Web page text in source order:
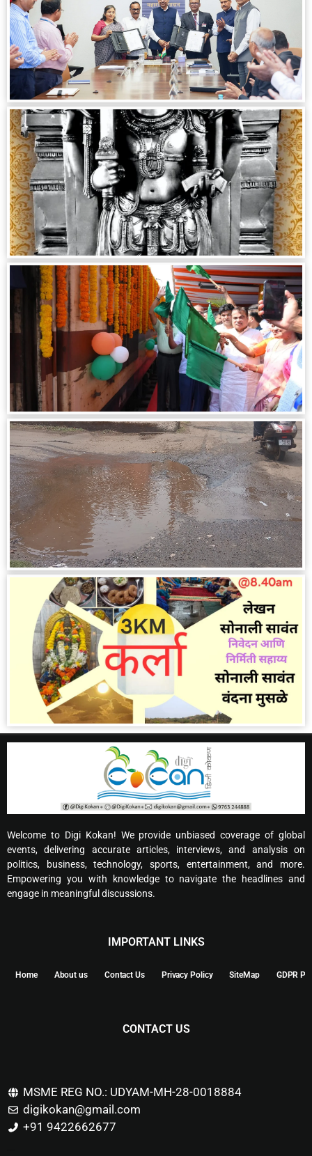
Welcome to Digi Kokan! We provide unbiased coverage of global
events, delivering accurate articles, interviews, and analysis on
politics, business, technology, sports, entertainment, and more.
Empowering you with knowledge to navigate the headlines and
engage in meaningful discussions.
IMPORTANT LINKS
Home About us Contact Us Privacy Policy SiteMap GDPR
CONTACT US
MSME REG NO.: UDYAM-MH-28-0018884
digikokan@gmail.com
+91 9422662677